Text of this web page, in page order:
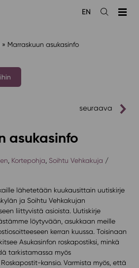
Avaa
EN
» Marraskuun asukasinfo
seuraava
asukasinfo
Kortepohja Soihtu Vehkakuja /
lähetetään kuukausittain uutiskirje
ja Soihtu Vehkakujan
liittyvistä asioista. Uutiskirje
löytyvään, asukkaan meille
kerran kuussa. Toisinaan
Asukasinfon roskapostiksi, minkä
tarkistamassa myös
kansio. Varmista myös, että